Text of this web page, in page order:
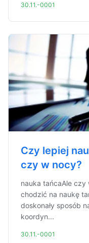
30.11.-0001
Czy lepiej
czy w nocy?
nauka tańcaAle czy
chodzić na naukę
doskonały sposób
koordyn...
30.11.-0001